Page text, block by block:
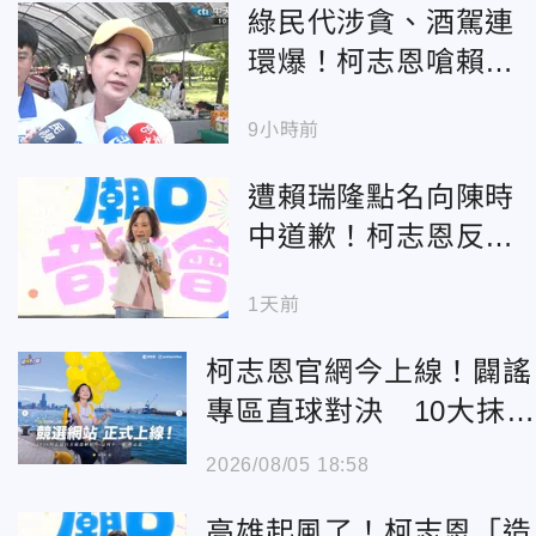
綠民代涉貪、酒駕連
環爆！柯志恩嗆賴瑞
雄？
9小時前
遭賴瑞隆點名向陳時
中道歉！柯志恩反
1天前
柯志恩官網今上線！闢謠
專區直球對決 10大抹黑
爭議一次說清楚
2026/08/05 18:58